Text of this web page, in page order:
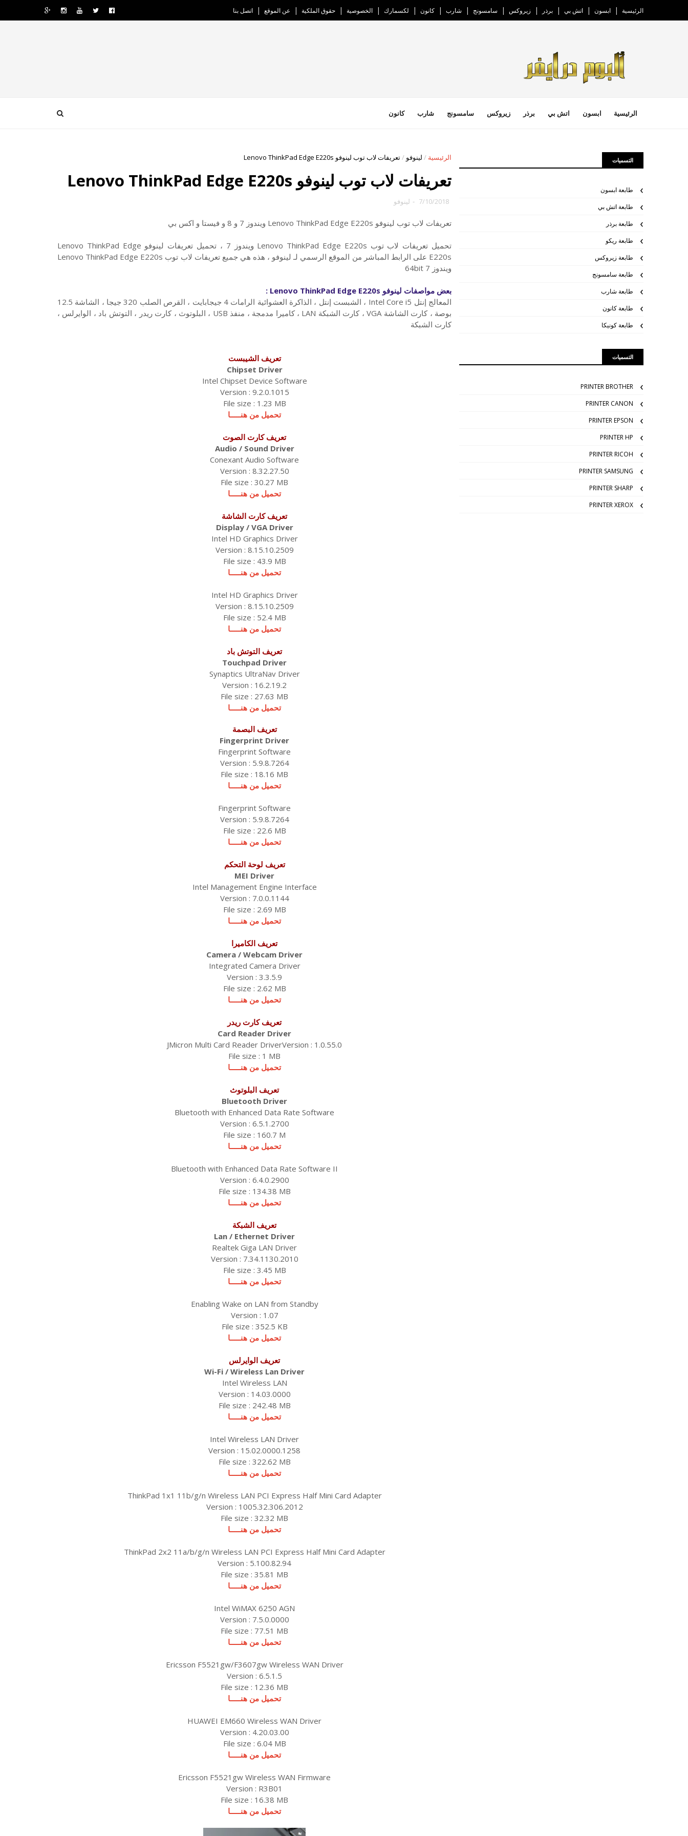
الرئيسية ابسون اتش بي برذر زيروكس سامسونج شارب كانون لكسمارك الخصوصية حقوق الملكية عن الموقع اتصل بنا
الرئيسية ابسون اتش بي برذر زيروكس سامسونج شارب كانون
الرئيسية / لينوفو /تعريفات لاب توب لينوفو Lenovo ThinkPad Edge E220s
تعريفات لاب توب لينوفو Lenovo ThinkPad Edge E220s
7/10/2018
- لينوفو
تعريفات لاب توب لينوفو Lenovo ThinkPad Edge E220s ويندوز 7 و 8 و فيستا و اكس بي
تحميل تعريفات لاب توب Lenovo ThinkPad Edge E220s ويندوز 7 ، تحميل تعريفات لينوفو Lenovo ThinkPad Edge
E220s على الرابط المباشر من الموقع الرسمي لـ لينوفو ، هذه هي جميع تعريفات لاب توب Lenovo ThinkPad Edge E220s
ويندوز 7 64bit
بعض مواصفات لينوفو Lenovo ThinkPad Edge E220s :
المعالج إنتل Intel Core i5 ، الشبست إنتل ، الذاكرة العشوائية الرامات 4 جيجابايت ، القرص الصلب 320 جيجا ، الشاشة 12.5
بوصة ، كارت الشاشة VGA ، كارت الشبكة LAN ، كاميرا مدمجة ، منفذ USB ، البلوتوث ، كارت ريدر ، التوتش باد ، الوايرلس ،
كارت الشبكة
تعريف الشيبست
Chipset Driver
Intel Chipset Device Software
Version : 9.2.0.1015
File size : 1.23 MB
تحميل من هنـــــا
تعريف كارت الصوت
Audio / Sound Driver
Conexant Audio Software
Version : 8.32.27.50
File size : 30.27 MB
تحميل من هنـــــا
تعريف كارت الشاشة
Display / VGA Driver
Intel HD Graphics Driver
Version : 8.15.10.2509
File size : 43.9 MB
تحميل من هنـــــا
Intel HD Graphics Driver
Version : 8.15.10.2509
File size : 52.4 MB
تحميل من هنـــــا
تعريف التوتش باد
Touchpad Driver
Synaptics UltraNav Driver
Version : 16.2.19.2
File size : 27.63 MB
تحميل من هنـــــا
تعريف البصمة
Fingerprint Driver
Fingerprint Software
Version : 5.9.8.7264
File size : 18.16 MB
تحميل من هنـــــا
Fingerprint Software
Version : 5.9.8.7264
File size : 22.6 MB
تحميل من هنـــــا
تعريف لوحة التحكم
MEI Driver
Intel Management Engine Interface
Version : 7.0.0.1144
File size : 2.69 MB
تحميل من هنـــــا
تعريف الكاميرا
Camera / Webcam Driver
Integrated Camera Driver
Version : 3.3.5.9
File size : 2.62 MB
تحميل من هنـــــا
تعريف كارت ريدر
Card Reader Driver
JMicron Multi Card Reader DriverVersion : 1.0.55.0
File size : 1 MB
تحميل من هنـــــا
تعريف البلوتوث
Bluetooth Driver
Bluetooth with Enhanced Data Rate Software
Version : 6.5.1.2700
File size : 160.7 M
تحميل من هنـــــا
Bluetooth with Enhanced Data Rate Software II
Version : 6.4.0.2900
File size : 134.38 MB
تحميل من هنـــــا
تعريف الشبكة
Lan / Ethernet Driver
Realtek Giga LAN Driver
Version : 7.34.1130.2010
File size : 3.45 MB
تحميل من هنـــــا
Enabling Wake on LAN from Standby
Version : 1.07
File size : 352.5 KB
تحميل من هنـــــا
تعريف الوايرلس
Wi-Fi / Wireless Lan Driver
Intel Wireless LAN
Version : 14.03.0000
File size : 242.48 MB
تحميل من هنـــــا
Intel Wireless LAN Driver
Version : 15.02.0000.1258
File size : 322.62 MB
تحميل من هنـــــا
ThinkPad 1x1 11b/g/n Wireless LAN PCI Express Half Mini Card Adapter
Version : 1005.32.306.2012
File size : 32.32 MB
تحميل من هنـــــا
ThinkPad 2x2 11a/b/g/n Wireless LAN PCI Express Half Mini Card Adapter
Version : 5.100.82.94
File size : 35.81 MB
تحميل من هنـــــا
Intel WiMAX 6250 AGN
Version : 7.5.0.0000
File size : 77.51 MB
تحميل من هنـــــا
Ericsson F5521gw/F3607gw Wireless WAN Driver
Version : 6.5.1.5
File size : 12.36 MB
تحميل من هنـــــا
HUAWEI EM660 Wireless WAN Driver
Version : 4.20.03.00
File size : 6.04 MB
تحميل من هنـــــا
Ericsson F5521gw Wireless WAN Firmware
Version : R3B01
File size : 16.38 MB
تحميل من هنـــــا
التسميات
طابعة ابسون
طابعة اتش بي
طابعة برذر
طابعة ريكو
طابعة زيروكس
طابعة سامسونج
طابعة شارب
طابعة كانون
طابعة كونيكا
التسميات
PRINTER BROTHER
PRINTER CANON
PRINTER EPSON
PRINTER HP
PRINTER RICOH
PRINTER SAMSUNG
PRINTER SHARP
PRINTER XEROX